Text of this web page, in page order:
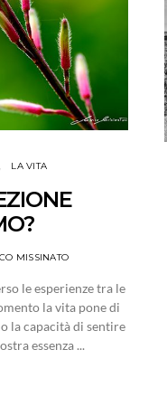
LA VITA
MISSINATO
le esperienze tra le
la vita pone di
la capacità di sentire
essenza ...